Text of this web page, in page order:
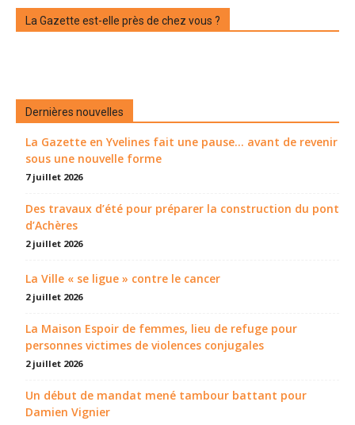
La Gazette est-elle près de chez vous ?
Dernières nouvelles
La Gazette en Yvelines fait une pause... avant de revenir
sous une nouvelle forme
7 juillet 2026
Des travaux d’été pour préparer la construction du pont
d’Achères
2 juillet 2026
La Ville « se ligue » contre le cancer
2 juillet 2026
La Maison Espoir de femmes, lieu de refuge pour
personnes victimes de violences conjugales
2 juillet 2026
Un début de mandat mené tambour battant pour
Damien Vignier